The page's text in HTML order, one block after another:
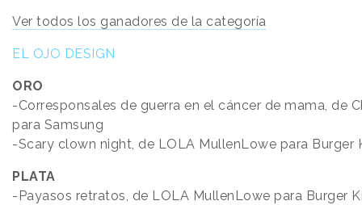
Ver todos los ganadores de la categoría
EL OJO DESIGN
ORO
-Corresponsales de guerra en el cáncer de mama, de
para Samsung
-Scary clown night, de LOLA MullenLowe para Burger
PLATA
-Payasos retratos, de LOLA MullenLowe para Burger